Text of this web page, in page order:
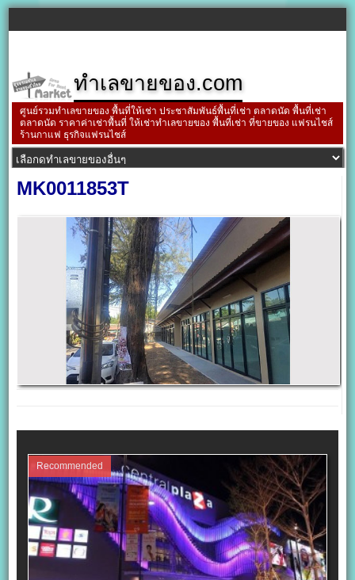
ทำเลขายของ.com
ศูนย์รวมทำเลขายของ พื้นที่ให้เช่า ประชาสัมพันธ์พื้นที่เช่า ตลาดนัด พื้นที่เช่า
ตลาดนัด ราคาค่าเช่าพื้นที่ ให้เช่าทำเลขายของ พื้นที่เช่า ที่ขายของ แฟรนไชส์
ร้านกาแฟ ธุรกิจแฟรนไชส์
MK0011853T
Recommended